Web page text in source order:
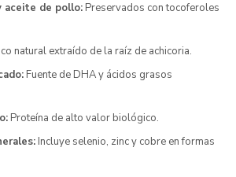
aceite de pollo: Preservados con tocoferoles
natural extraído de la raíz de achicoria.
Fuente de DHA y ácidos grasos
Proteína de alto valor biológico.
Incluye selenio, zinc y cobre en formas